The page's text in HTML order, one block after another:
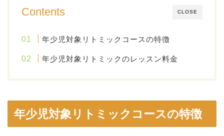
CLOSE
Contents
年少児対象リトミックコースの特徴
年少児対象リトミックのレッスン料金
年少児対象リトミックコースの特徴